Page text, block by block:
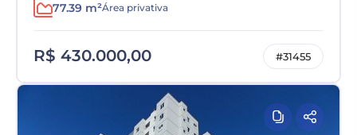
77.39 m²Área privativa
R$ 430.000,00 #31455